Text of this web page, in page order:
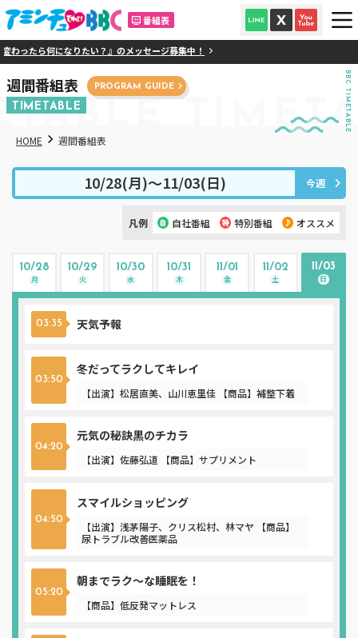
番組表
たら何になりたい？』のメッセージ募集中！
週間番組表 PROGRAM GUIDE
TIMETABLE BBC TIMETABLE
HOME 週間番組表
10/28(月)〜11/03(日) 今週
凡例 自社番組 特別番組 オススメ
10/28
月
10/29
火
10/30
水
10/31
木
11/01
金
11/02
土
11/03
日
03:35 天気予報
03:50
冬だってラクしてキレイ
【出演】松居直美、山川恵里佳 【商品】補整下着
04:20
元気の秘訣黒のチカラ
【出演】佐藤弘道 【商品】サプリメント
04:50
スマイルショッピング
【出演】浅茅陽子、クリス松村、林マヤ 【商品】
尿トラブル改善医薬品
05:20
朝までラク～な睡眠を！
【商品】低反発マットレス